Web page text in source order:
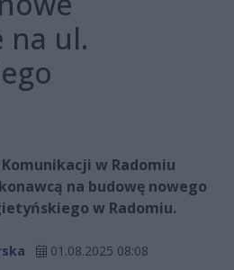
na ul.
w Radomiu
na budowę nowego
w Radomiu.
01.08.2025 08:08